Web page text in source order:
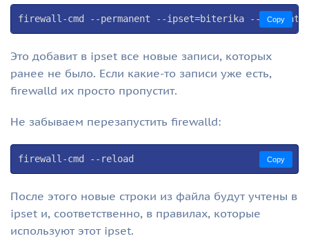
firewall-cmd --permanent --ipset=biterika --add-
Copy
Это добавит в ipset все новые записи, которых
ранее не было. Если какие-то записи уже есть,
firewalld их просто пропустит.
Не забываем перезапустить firewalld:
firewall-cmd --reload Copy
После этого новые строки из файла будут учтены в
ipset и, соответственно, в правилах, которые
используют этот ipset.